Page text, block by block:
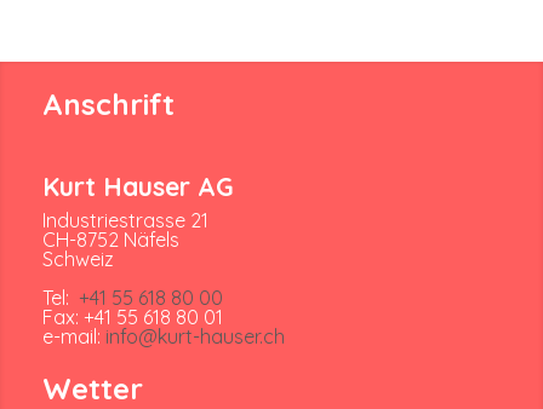
Anschrift
Kurt Hauser AG
Industriestrasse 21
CH-8752 Näfels
Schweiz
Tel: +41 55 618 80 00
Fax: +41 55 618 80 01
e-mail: info@kurt-hauser.ch
Wetter